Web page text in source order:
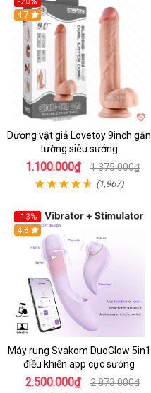
Hot
4.7
Dương vật giả Lovetoy 9inch gắn
tường siêu sướng
1.100.000₫ 1.375.000₫
(1,967)
-13%
4.8
Máy rung Svakom DuoGlow 5in1
điều khiển app cực sướng
2.500.000₫ 2.873.000₫